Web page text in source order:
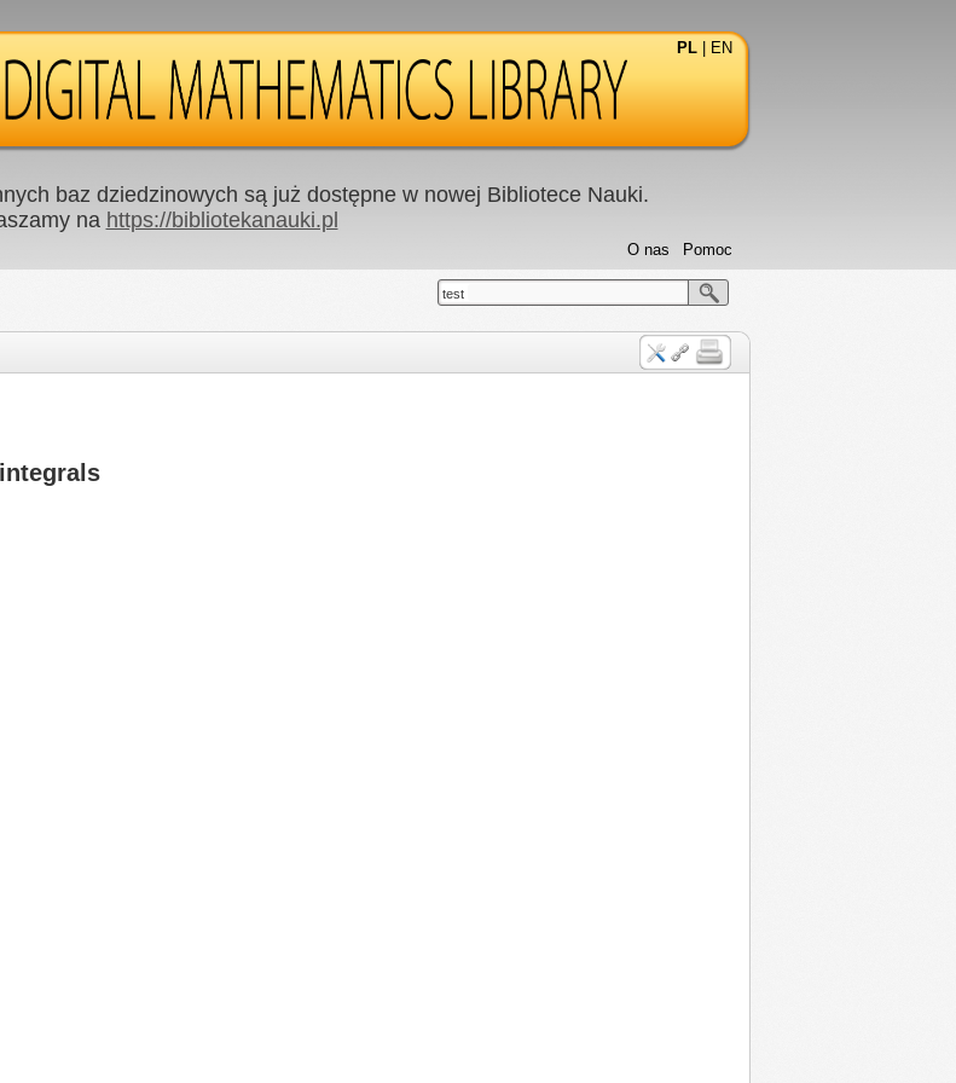
PL EN
baz dziedzinowych są już dostępne w nowej Bibliotece Nauki.
na https://bibliotekanauki.pl
Pomoc
O nas
test